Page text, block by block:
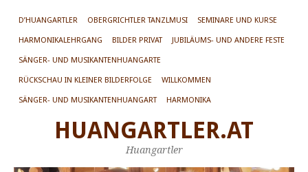
D’HUANGARTLER OBERGRICHTLER TANZLMUSI SEMINARE UND KURSE
HARMONIKALEHRGANG BILDER PRIVAT JUBILÄUMS- UND ANDERE FESTE
SÄNGER- UND MUSIKANTENHUANGARTE
RÜCKSCHAU IN KLEINER BILDERFOLGE WILLKOMMEN
SÄNGER- UND MUSIKANTENHUANGART HARMONIKA
HUANGARTLER.AT
Huangartler